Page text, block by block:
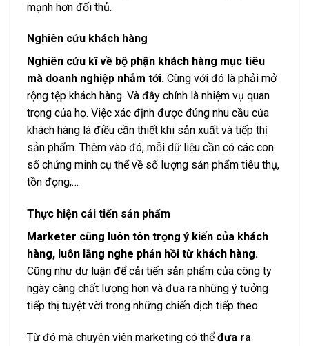
mạnh hơn đối thủ.
Nghiên cứu khách hàng
Nghiên cứu kĩ về bộ phận khách hàng mục tiêu
mà doanh nghiệp nhắm tới. Cùng với đó là phải mở
rộng tệp khách hàng. Và đây chính là nhiệm vụ quan
trọng của họ. Việc xác định được đúng nhu cầu của
khách hàng là điều cần thiết khi sản xuất và tiếp thị
sản phẩm. Thêm vào đó, mỗi dữ liệu cần có các con
số chứng minh cụ thể về số lượng sản phẩm tiêu thụ,
tồn đọng,…
Thực hiện cải tiến sản phẩm
Marketer cũng luôn tôn trọng ý kiến của khách
hàng, luôn lắng nghe phản hồi từ khách hàng.
Cũng như dư luận để cải tiến sản phẩm của công ty
ngày càng chất lượng hơn và đưa ra những ý tưởng
tiếp thị tuyệt vời trong những chiến dịch tiếp theo.
Từ đó mà chuyên viên marketing có thểđưa ra